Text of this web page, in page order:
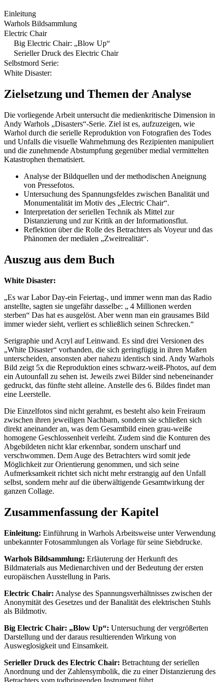
Einleitung
Warhols Bildsammlung
Electric Chair
Big Electric Chair: „Blow Up“
Serieller Druck des Electric Chair
Selbstmord Serie:
White Disaster:
Zielsetzung und Themen der Analyse
Die vorliegende Arbeit untersucht die medienkritische Dimension in
Andy Warhols „Disasters“-Serie. Ziel ist es, aufzuzeigen, wie
Warhol durch die serielle Reproduktion von Fotografien des Todes
und Unfalls die visuelle Wahrnehmung des Rezipienten manipuliert
und die zunehmende Abstumpfung gegenüber medial vermittelten
Katastrophen thematisiert.
Analyse der Bildquellen und der methodischen Aneignung
von Pressefotos.
Untersuchung des Spannungsfeldes zwischen Banalität und
Monumentalität im Motiv des „Electric Chair“.
Interpretation der seriellen Technik als Mittel zur
Distanzierung und zur Kritik an der Informationsflut.
Reflektion über die Rolle des Betrachters als Voyeur und das
Phänomen der medialen „Zweitrealität“.
Auszug aus dem Buch
White Disaster:
„Es war Labor Day-ein Feiertag-, und immer wenn man das Radio
anstellte, sagten sie ungefähr dasselbe: „ 4 Millionen werden
sterben“ Das hat es ausgelöst. Aber wenn man ein grausames Bild
immer wieder sieht, verliert es schließlich seinen Schrecken.“
Serigraphie und Acryl auf Leinwand. Es sind drei Versionen des
„White Disaster“ vorhanden, die sich geringfügig in ihren Maßen
unterscheiden, ansonsten aber nahezu identisch sind. Andy Warhols
Bild zeigt 5x die Reproduktion eines schwarz-weiß-Photos, auf dem
ein Autounfall zu sehen ist. Jeweils zwei Bilder sind nebeneinander
gedruckt, das fünfte steht alleine. Anstelle des 6. Bildes findet man
eine Leerstelle.
Die Einzelfotos sind nicht gerahmt, es besteht also kein Freiraum
zwischen ihren jeweiligen Nachbarn, sondern sie schließen sich
direkt aneinander an, was dem Gesamtbild einen grau-weiße
homogene Geschlossenheit verleiht. Zudem sind die Konturen des
Abgebildeten nicht klar erkennbar, sondern unscharf und
verschwommen. Dem Auge des Betrachters wird somit jede
Möglichkeit zur Orientierung genommen, und sich seine
Aufmerksamkeit richtet sich nicht mehr erstrangig auf den Unfall
selbst, sondern mehr auf die überwältigende Gesamtwirkung der
ganzen Collage.
Zusammenfassung der Kapitel
Einleitung: Einführung in Warhols Arbeitsweise unter Verwendung
unbekannter Fotosammlungen als Vorlage für seine Siebdrucke.
Warhols Bildsammlung: Erläuterung der Herkunft des
Bildmaterials aus Medienarchiven und der Bedeutung der ersten
europäischen Ausstellung in Paris.
Electric Chair: Analyse des Spannungsverhältnisses zwischen der
Anonymität des Gesetzes und der Banalität des elektrischen Stuhls
als Bildmotiv.
Big Electric Chair: „Blow Up“: Untersuchung der vergrößerten
Darstellung und der daraus resultierenden Wirkung von
Ausweglosigkeit und Einsamkeit.
Serieller Druck des Electric Chair: Betrachtung der seriellen
Anordnung und der Zahlensymbolik, die zu einer Distanzierung des
Betrachters vom todbringenden Instrument führt.